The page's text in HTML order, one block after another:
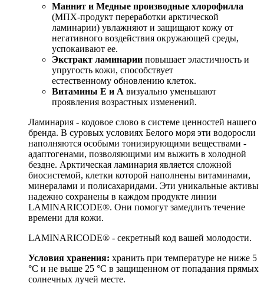
Маннит и Медные производные хлорофилла
(МПХ-продукт переработки арктической
ламинарии) увлажняют и защищают кожу от
негативного воздействия окружающей среды,
успокаивают ее.
Экстракт ламинарии повышает эластичность и
упругость кожи, способствует
естественному обновлению клеток.
Витамины Е и А визуально уменьшают
проявления возрастных изменений.
Ламинария - кодовое слово в системе ценностей нашего
бренда. В суровых условиях Белого моря эти водоросли
наполняются особыми тонизирующими веществами -
адаптогенами, позволяющими им выжить в холодной
бездне. Арктическая ламинария является сложной
биосистемой, клетки которой наполнены витаминами,
минералами и полисахаридами. Эти уникальные активы
надежно сохранены в каждом продукте линии
LAMINARICODE®. Они помогут замедлить течение
времени для кожи.
LAMINARICODE® - секретный код вашей молодости.
Условия хранения: хранить при температуре не ниже 5
°С и не выше 25 °С в защищенном от попадания прямых
солнечных лучей месте.